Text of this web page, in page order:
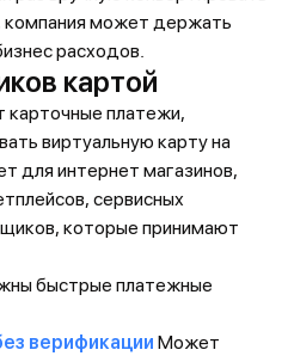
компания может держать
расходов.
картой
карточные платежи,
виртуальную карту на
для интернет магазинов,
сервисных
которые принимают
быстрые платежные
верификации Может